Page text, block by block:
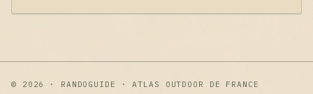
© 2026 · RANDOGUIDE · ATLAS OUTDOOR DE FRANCE